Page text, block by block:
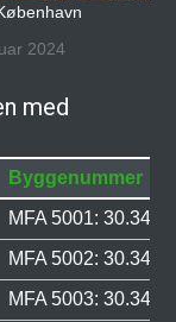
2024
med
Byggenummer
MFA 5001:
MFA 5002:
MFA 5003: